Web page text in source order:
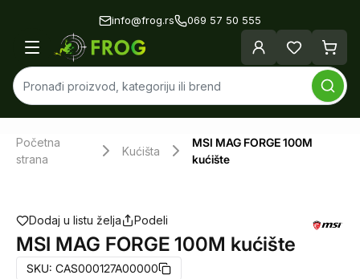
info@frog.rs 069 57 50 555
Početna
strana
Kućišta
MSI MAG FORGE 100M
kućište
Dodaj u listu želja Podeli
MSI MAG FORGE 100M kućište
SKU: CAS000127A00000